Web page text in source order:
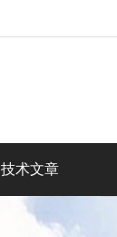
技术文章